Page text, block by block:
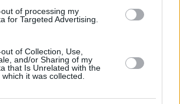
of processing my
for Targeted Advertising.
of Collection, Use,
and/or Sharing of my
that Is Unrelated with the
it was collected.
του
από φίδι
αίσθημα
2